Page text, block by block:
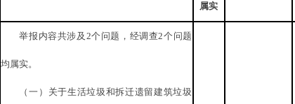
属实
举报内容共涉及 2个问题，经调查2个问题
均属实。
（一）关于生活垃圾和拆迁遗留建筑垃圾